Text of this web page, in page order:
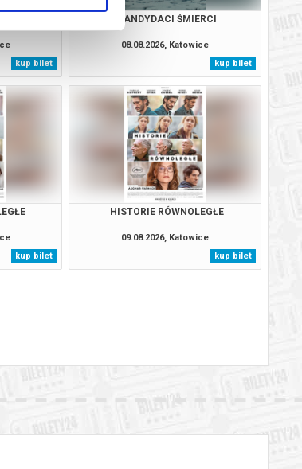
kup bilet
KANDYDACI ŚMIERCI
08.08.2026, Katowice
kup bilet
kup bilet
HISTORIE RÓWNOLEGŁE
09.08.2026, Katowice
kup bilet